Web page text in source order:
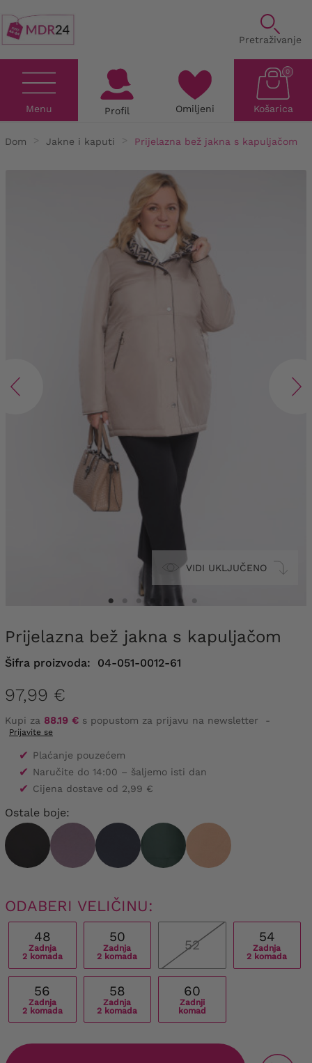
Pretraživanje
Menu Profil Omiljeni Košarica
0
Dom Jakne i kaputi Prijelazna bež jakna s kapuljačom
VIDI UKLJUČENO
Prijelazna bež jakna s kapuljačom
Šifra proizvoda: 04-051-0012-61
97,99 €
Kupi za 88.19 € s popustom za prijavu na newsletter -
Prijavite se
✔ Plaćanje pouzećem
✔ Naručite do 14:00 – šaljemo isti dan
✔ Cijena dostave od 2,99 €
Ostale boje:
ODABERI VELIČINU:
48
Zadnja
2 komada
50
Zadnja
2 komada
52
54
Zadnja
2 komada
56
Zadnja
2 komada
58
Zadnja
2 komada
60
Zadnji
komad